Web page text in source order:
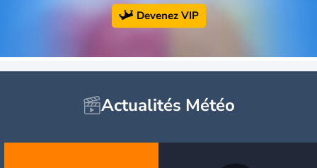
Devenez VIP
Actualités Météo